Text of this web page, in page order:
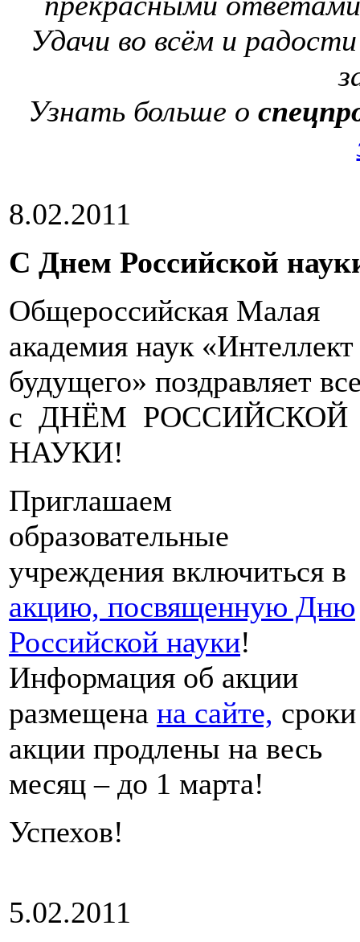
Удачи во всём и
Узнать больше о
8.02.2011
С Днем Российской
Общероссийская Малая
академия наук «Интеллект
будущего» поздравляет
с ДНЁМ РОССИЙСКОЙ
НАУКИ!
Приглашаем
образовательные
учреждения включиться в
акцию, посвященную Дню
Российской науки!
Информация об акции
размещена на сайте, сроки
акции продлены на весь
месяц – до 1 марта!
Успехов!
5.02.2011